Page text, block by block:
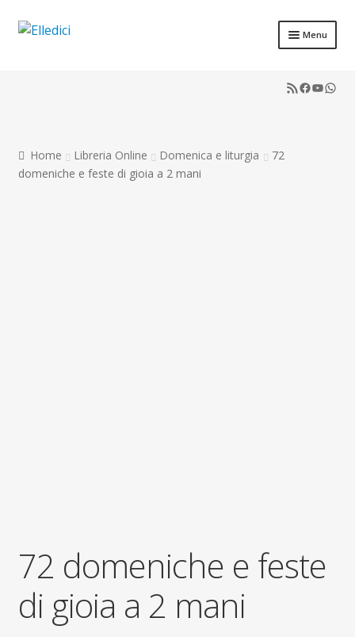
Vai
Vai
Menu
Sussidi
RSS FeedFacebook
Home Libreria Online Domenica e liturgia
72
domeniche e feste di gioia a 2 mani
72 domeniche e feste
di gioia a 2 mani